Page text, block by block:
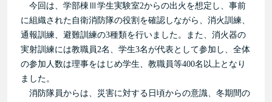
今回は、学部棟Ⅲ学生実験室2からの出火を想定し、事前
に組織された自衛消防隊の役割を確認しながら、消火訓練、
通報訓練、避難訓練の3種類を行いました。また、消火器の
実射訓練には教職員2名、学生3名が代表として参加し、全体
の参加人数は理事をはじめ学生、教職員等400名以上となり
ました。
消防隊員からは、災害に対する日頃からの意識、冬期間の